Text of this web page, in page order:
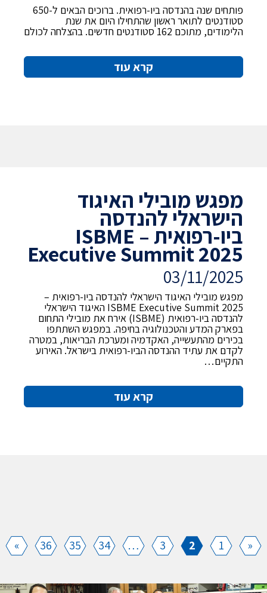
פותחים שנה בהנדסה ביו-רפואית. ברוכים הבאים ל-650
סטודנטים לתואר ראשון שהתחילו היום את שנת
הלימודים, מתוכם 162 סטודנטים חדשים. בהצלחה לכולם
קרא עוד
מפגש מובילי האיגוד
הישראלי להנדסה
ביו-רפואית – ISBME
Executive Summit 2025
03/11/2025
מפגש מובילי האיגוד הישראלי להנדסה ביו-רפואית –
ISBME Executive Summit 2025 האיגוד הישראלי
להנדסה ביו-רפואית (ISBME) אירח את מובילי התחום
בפארק המדע והטכנולוגיה בחיפה. במפגש השתתפו
בכירים מהתעשייה, האקדמיה ומערכת הבריאות, במטרה
לקדם את עתיד ההנדסה הביו-רפואית בישראל. האירוע
התקיים…
קרא עוד
«
1
2
3
…
34
35
36
»